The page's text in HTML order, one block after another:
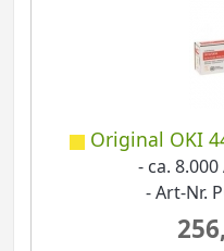
Original OKI
- ca.
- Art-Nr.